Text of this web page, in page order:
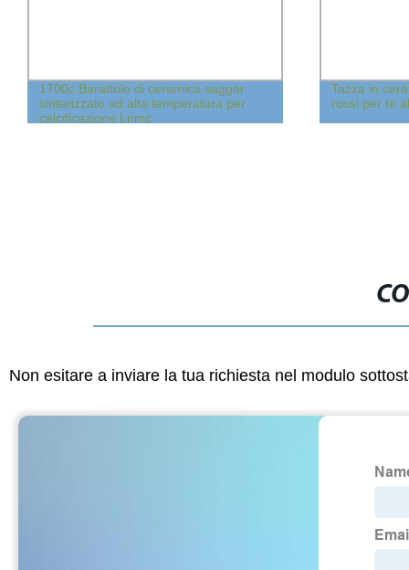
1700c Barattolo di ceramica saggar
sinterizzato ad alta temperatura per
calcificazione Lnmc
Tazza in
rossi per tè
Non esitare a inviare la tua richiesta nel modulo